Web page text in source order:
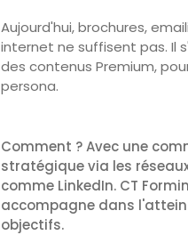
Aujourd'hui, brochures,
internet ne suffisent pas. Il
des contenus Premium,
persona.
Comment ? Avec une
stratégique via les
comme LinkedIn. CT
accompagne dans
objectifs.